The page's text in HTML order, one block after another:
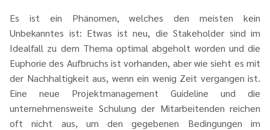
Es ist ein Phänomen, welches den meisten kein
Unbekanntes ist: Etwas ist neu, die Stakeholder sind im
Idealfall zu dem Thema optimal abgeholt worden und die
Euphorie des Aufbruchs ist vorhanden, aber wie sieht es mit
der Nachhaltigkeit aus, wenn ein wenig Zeit vergangen ist.
Eine neue Projektmanagement Guideline und die
unternehmensweite Schulung der Mitarbeitenden reichen
oft nicht aus, um den gegebenen Bedingungen im